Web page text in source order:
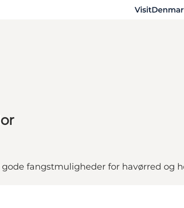
fangstmuligheder for havørred og